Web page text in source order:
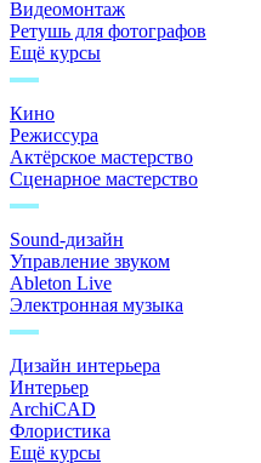
Видеомонтаж
Ретушь для фотографов
Ещё курсы
Кино
Режиссура
Актёрское мастерство
Сценарное мастерство
Sound-дизайн
Управление звуком
Ableton Live
Электронная музыка
Дизайн интерьера
Интерьер
ArchiCAD
Флористика
Ещё курсы